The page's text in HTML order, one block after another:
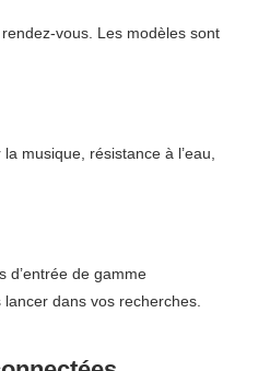
vous. Les modèles sont
musique, résistance à l’eau,
d’entrée de gamme
dans vos recherches.